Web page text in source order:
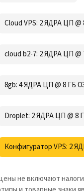
Cloud VPS: 2 ЯДРА ЦП @
cloud b2-7: 2 ЯДРА ЦП @
8gb: 4 ЯДРА ЦП @ 8 ГБ
Droplet: 2 ЯДРА ЦП @ 8
Конфигуратор VPS: 2
не включают